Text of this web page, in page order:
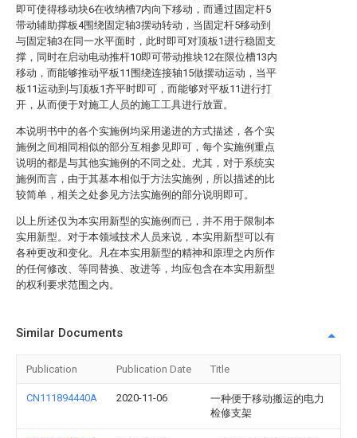
即可使得移动块6在收纳槽7内向下移动，而通过固定杆5
带动辅助撑板4围绕固定轴3摆动转动，当固定杆5移动到
与固定轴3在同一水平面时，此时即可对顶板1进行稳固支
撑，同时在启动电动推杆10即可带动推块12在限位槽13内
移动，而能够推动平板11围绕连接轴15做摆动运动，当平
板11运动到与顶板1齐平时即可，而能够对平板11进行打
开，从而便于对施工人员的施工工具进行放置。
本说明书中的各个实施例均采用递进的方式描述，各个实
施例之间相同相似的部分互相参见即可，每个实施例重点
说明的都是与其他实施例的不同之处。尤其，对于系统实
施例而言，由于其基本相似于方法实施例，所以描述的比
较简单，相关之处参见方法实施例的部分说明即可。
以上所述仅为本实用新型的实施例而已，并不用于限制本
实用新型。对于本领域技术人员来说，本实用新型可以有
各种更改和变化。凡在本实用新型的精神和原理之内所作
的任何修改、等同替换、改进等，均应包含在本实用新型
的权利要求范围之内。
Similar Documents
Publication Publication Date Title
CN111894440A 2020-11-06
一种便于移动搬运的电力
检修支架